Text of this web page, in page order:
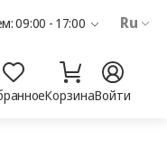
09:00 - 17:00 Ru
КорзинаВойти